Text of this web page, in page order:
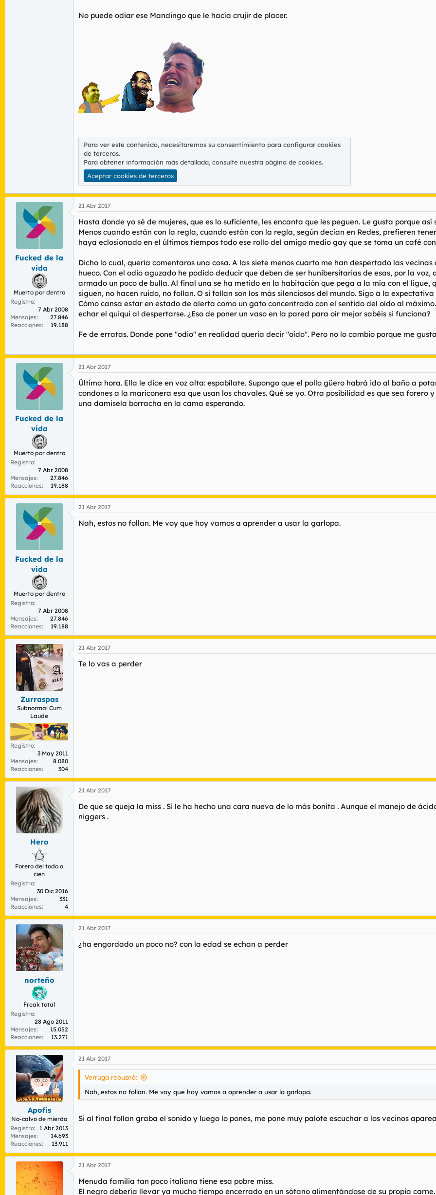
No puede odiar ese Mandingo que le hacía crujir de placer.
Para ver este contenido, necesitaremos su consentimiento para configurar cookies
de terceros.
Para obtener información más detallada, consulte nuestra página de cookies.
Aceptar cookies de terceros
Fucked de la
vida
Muerto por dentro
Registro
7 Abr 2008
Mensajes
27.846
Reacciones
19.188
21 Abr 2017
Hasta donde yo sé de mujeres, que es lo suficiente, les encanta que les peguen. Le gusta porque
Menos cuando están con la regla, cuando están con la regla, según decían en Redes, prefieren
haya eclosionado en el últimos tiempos todo ese rollo del amigo medio gay que se toma un café
Dicho lo cual, quería comentaros una cosa. A las siete menos cuarto me han despertado las
hueco. Con el odio aguzado he podido deducir que deben de ser hunibersitarias de esas, por la
armado un poco de bulla. Al final una se ha metido en la habitación que pega a la mía con el
siguen, no hacen ruido, no follan. O si follan son los más silenciosos del mundo. Sigo a la
Cómo cansa estar en estado de alerta como un gato concentrado con el sentido del oído al
echar el quiqui al despertarse. ¿Eso de poner un vaso en la pared para oír mejor sabéis si funciona?
Fe de erratas. Donde pone "odio" en realidad quería decir "oído". Pero no lo cambio porque me
Fucked de la
vida
Muerto por dentro
Registro
7 Abr 2008
Mensajes
27.846
Reacciones
19.188
21 Abr 2017
Última hora. Ella le dice en voz alta: espabílate. Supongo que el pollo güero habrá ido al baño a
condones a la mariconera esa que usan los chavales. Qué se yo. Otra posibilidad es que sea
una damisela borracha en la cama esperando.
Fucked de la
vida
Muerto por dentro
Registro
7 Abr 2008
Mensajes
27.846
Reacciones
19.188
21 Abr 2017
Nah, estos no follan. Me voy que hoy vamos a aprender a usar la garlopa.
Zurraspas
Subnormal Cum
Laude
Registro
3 May 2011
Mensajes
8.080
Reacciones
304
21 Abr 2017
Te lo vas a perder
Hero
Forero del todo a
cien
Registro
30 Dic 2016
Mensajes
331
Reacciones
4
21 Abr 2017
De que se queja la miss . Si le ha hecho una cara nueva de lo más bonita . Aunque el manejo de
niggers .
norteño
Freak total
Registro
28 Ago 2011
Mensajes
15.052
Reacciones
13.271
21 Abr 2017
¿ha engordado un poco no? con la edad se echan a perder
Apofis
No-calvo de mierda
Registro
1 Abr 2013
Mensajes
14.693
Reacciones
13.911
21 Abr 2017
Verruga rebuznó:
Nah, estos no follan. Me voy que hoy vamos a aprender a usar la garlopa.
Si al final follan graba el sonido y luego lo pones, me pone muy palote escuchar a los vecinos
21 Abr 2017
Menuda familia tan poco italiana tiene esa pobre miss.
El negro debería llevar ya mucho tiempo encerrado en un sótano alimentándose de su propia